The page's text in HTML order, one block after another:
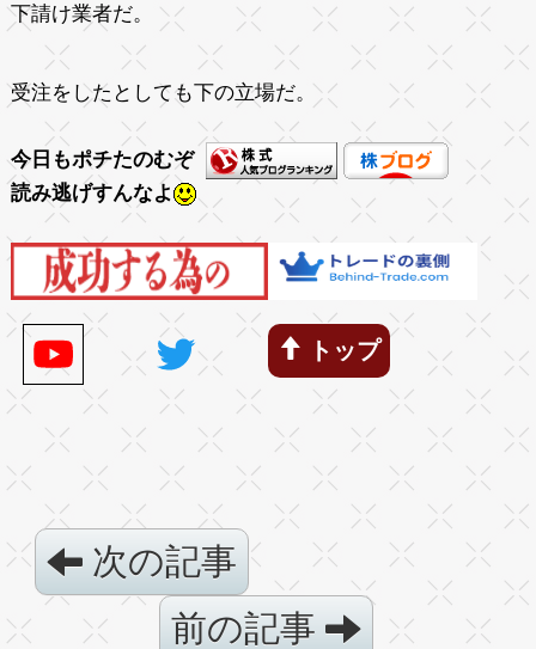
下請け業者だ。
受注をしたとしても下の立場だ。
今日もポチたのむぞ
読み逃げすんなよ
トップ
次の記事
前の記事